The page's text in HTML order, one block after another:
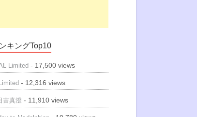
キングTop10
Limited - 17,500 views
- 12,316 views
吉真澄 - 11,910 views